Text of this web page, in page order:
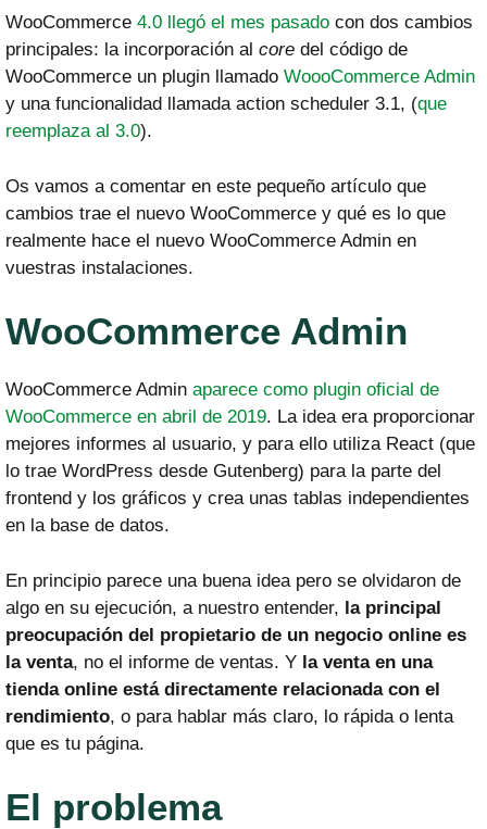
WooCommerce 4.0 llegó el mes pasado con dos cambios
principales: la incorporación al core del código de
WooCommerce un plugin llamado WoooCommerce Admin
y una funcionalidad llamada action scheduler 3.1, (que
reemplaza al 3.0).
Os vamos a comentar en este pequeño artículo que
cambios trae el nuevo WooCommerce y qué es lo que
realmente hace el nuevo WooCommerce Admin en
vuestras instalaciones.
WooCommerce Admin
WooCommerce Admin aparece como plugin oficial de
WooCommerce en abril de 2019. La idea era proporcionar
mejores informes al usuario, y para ello utiliza React (que
lo trae WordPress desde Gutenberg) para la parte del
frontend y los gráficos y crea unas tablas independientes
en la base de datos.
En principio parece una buena idea pero se olvidaron de
algo en su ejecución, a nuestro entender, la principal
preocupación del propietario de un negocio online es
la venta, no el informe de ventas. Y la venta en una
tienda online está directamente relacionada con el
rendimiento, o para hablar más claro, lo rápida o lenta
que es tu página.
El problema